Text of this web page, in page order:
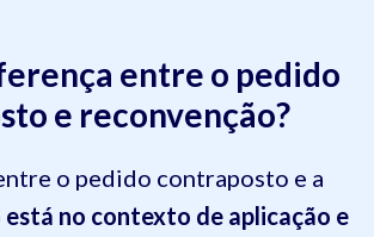
entre o pedido
e reconvenção?
o pedido contraposto e a
está no contexto de aplicação e